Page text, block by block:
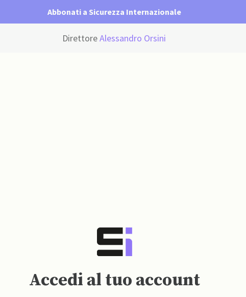
Abbonati a Sicurezza Internazionale
DirettoreAlessandro Orsini
Accedi al tuo account